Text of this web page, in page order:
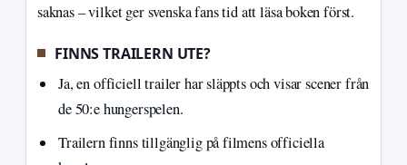
saknas – vilket ger svenska fans tid att läsa boken först.
FINNS TRAILERN UTE?
Ja, en officiell trailer har släppts och visar scener från
de 50:e hungerspelen.
Trailern finns tillgänglig på filmens officiella